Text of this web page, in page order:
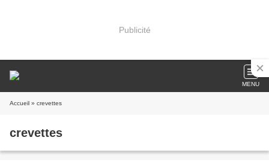
Publicité
MENU
Accueil » crevettes
crevettes